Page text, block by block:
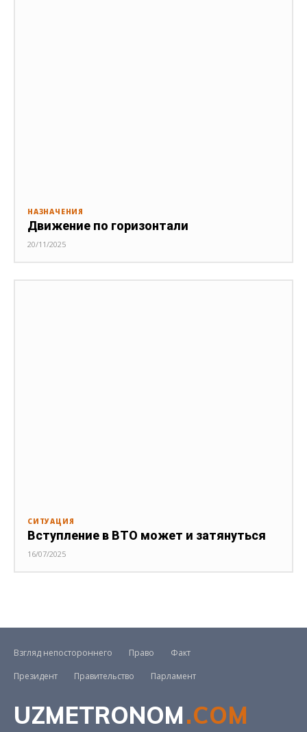
НАЗНАЧЕНИЯ
Движение по горизонтали
20/11/2025
СИТУАЦИЯ
Вступление в ВТО может и затянуться
16/07/2025
Взгляд непостороннего Право
Факт
Президент
Правительство Парламент
UZMETRONOM.COM